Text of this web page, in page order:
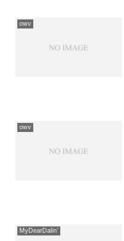
owv
owv
MyDearDalin’